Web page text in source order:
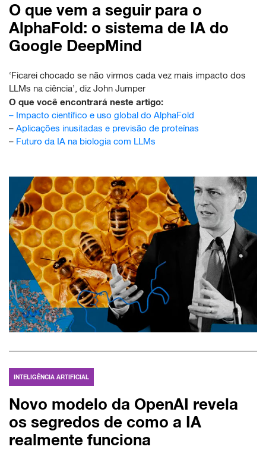
O que vem a seguir para o
AlphaFold: o sistema de IA do
Google DeepMind
‘Ficarei chocado se não virmos cada vez mais impacto dos
LLMs na ciência’, diz John Jumper
O que você encontrará neste artigo:
– Impacto científico e uso global do AlphaFold
– Aplicações inusitadas e previsão de proteínas
– Futuro da IA na biologia com LLMs
INTELIGÊNCIA ARTIFICIAL
Novo modelo da OpenAI revela
os segredos de como a IA
realmente funciona